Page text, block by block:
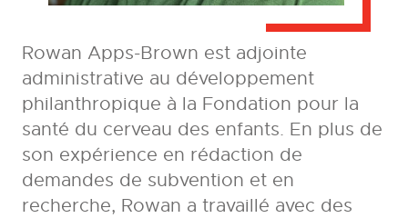
Rowan Apps-Brown est adjointe
administrative au développement
philanthropique à la Fondation pour la
santé du cerveau des enfants. En plus de
son expérience en rédaction de
demandes de subvention et en
recherche, Rowan a travaillé avec des